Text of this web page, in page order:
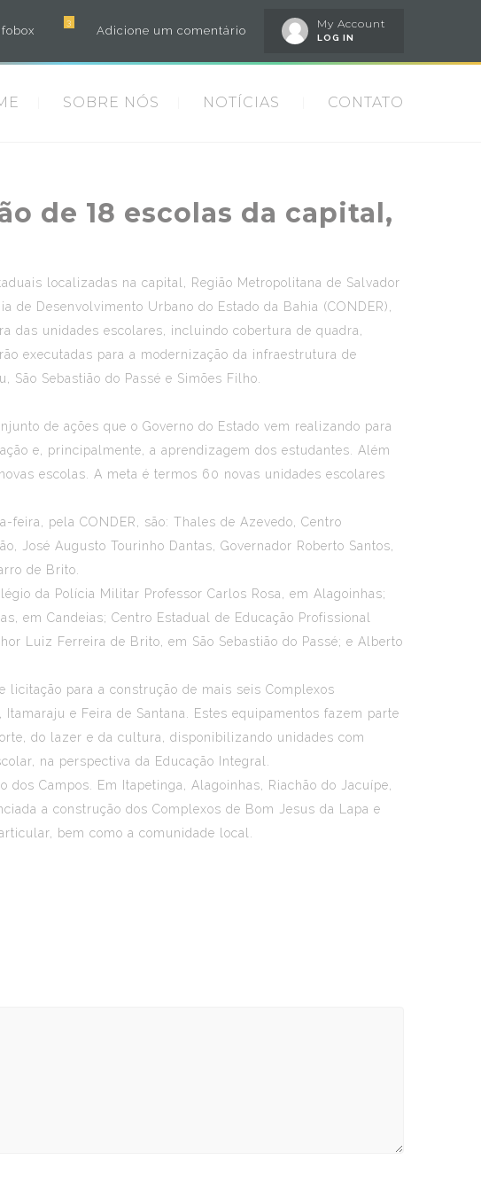
My Account
LOG IN
Adicione um comentário
3
SOBRE NÓS NOTÍCIAS CONTATO
de 18 escolas da capital,
localizadas na capital, Região Metropolitana de Salvador
Desenvolvimento Urbano do Estado da Bahia (CONDER),
das unidades escolares, incluindo cobertura de quadra,
executadas para a modernização da infraestrutura de
Sebastião do Passé e Simões Filho.
de ações que o Governo do Estado vem realizando para
e, principalmente, a aprendizagem dos estudantes. Além
escolas. A meta é termos 60 novas unidades escolares
pela CONDER, são: Thales de Azevedo, Centro
José Augusto Tourinho Dantas, Governador Roberto Santos,
de Brito.
da Polícia Militar Professor Carlos Rosa, em Alagoinhas;
em Candeias; Centro Estadual de Educação Profissional
Luiz Ferreira de Brito, em São Sebastião do Passé; e Alberto
para a construção de mais seis Complexos
e Feira de Santana. Estes equipamentos fazem parte
do lazer e da cultura, disponibilizando unidades com
na perspectiva da Educação Integral.
Campos. Em Itapetinga, Alagoinhas, Riachão do Jacuípe,
a construção dos Complexos de Bom Jesus da Lapa e
bem como a comunidade local.